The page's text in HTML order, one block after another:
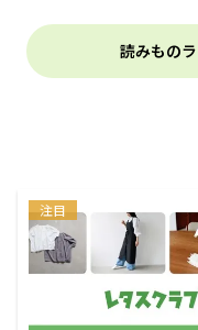
読みもの
注目